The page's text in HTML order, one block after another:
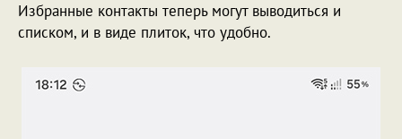
Избранные контакты теперь могут выводиться и
списком, и в виде плиток, что удобно.